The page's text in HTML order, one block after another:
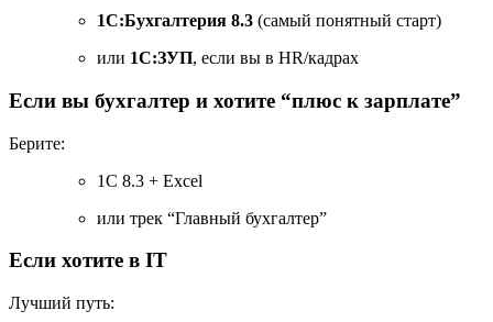
1С:Бухгалтерия 8.3 (самый понятный старт)
или 1С:ЗУП, если вы в HR/кадрах
Если вы бухгалтер и хотите “плюс к зарплате”
Берите:
1С 8.3 + Excel
или трек “Главный бухгалтер”
Если хотите в IT
Лучший путь: